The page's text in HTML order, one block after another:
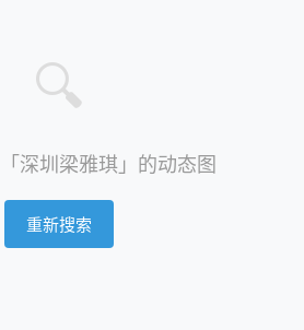
🔍
深圳梁雅琪」的动态图
重新搜索